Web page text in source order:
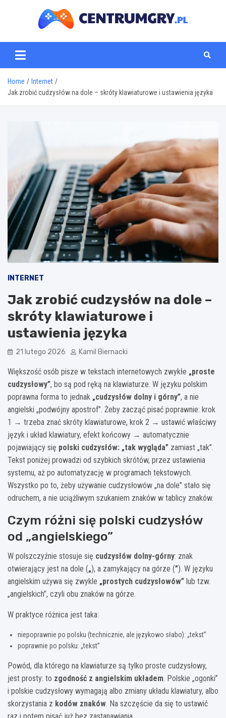
centrumgry.pl
Home
Internet
Jak zrobić cudzysłów na dole – skróty klawiaturowe i ustawienia języka
INTERNET
Jak zrobić cudzysłów na dole –
skróty klawiaturowe i
ustawienia języka
21 lutego 2026 Kamil Biernacki
Większość osób pisze w tekstach internetowych zwykłe „proste
cudzysłowy”, bo są pod ręką na klawiaturze. W języku polskim
poprawna forma to jednak „cudzysłów dolny i górny”, a nie
angielski „podwójny apostrof”. Żeby zacząć pisać poprawnie: krok
1 → trzeba znać skróty klawiaturowe, krok 2 → ustawić właściwy
język i układ klawiatury, efekt końcowy → automatycznie
pojawiający się polski cudzysłów: „tak wygląda” zamiast „tak”.
Tekst poniżej prowadzi od szybkich skrótów, przez ustawienia
systemu, aż po automatyzację w programach tekstowych.
Wszystko po to, żeby używanie cudzysłowów „na dole” stało się
odruchem, a nie uciążliwym szukaniem znaków w tablicy znaków.
Czym różni się polski cudzysłów
od „angielskiego”
W polszczyźnie stosuje się cudzysłów dolny-górny: znak
otwierający jest na dole („), a zamykający na górze (”). W języku
angielskim używa się zwykle „prostych cudzysłowów” lub tzw.
„angielskich”, czyli obu znaków na górze.
W praktyce różnica jest taka:
niepoprawnie po polsku (technicznie, ale językowo słabo): „tekst”
poprawnie po polsku: „tekst”
Powód, dla którego na klawiaturze są tylko proste cudzysłowy,
jest prosty: to zgodność z angielskim układem. Polskie „ogonki”
i polskie cudzysłowy wymagają albo zmiany układu klawiatury, albo
skorzystania z kodów znaków. Na szczęście da się to ustawić